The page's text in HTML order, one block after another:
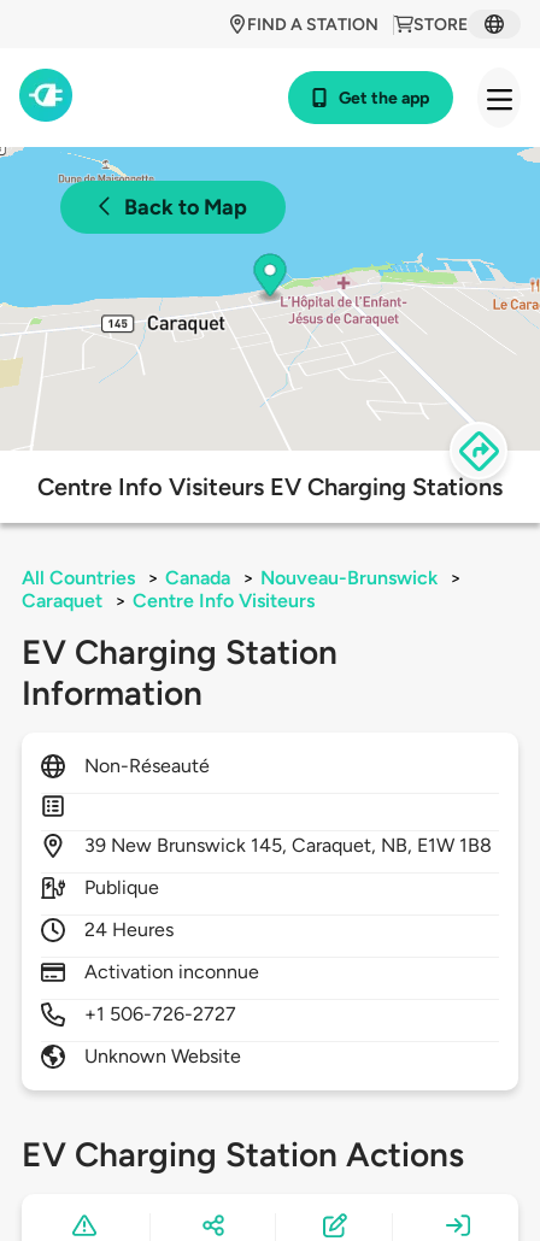
STORE
FIND A STATION
Get the app
Back to Map
Centre Info Visiteurs EV Charging Stations
All Countries > Canada > Nouveau-Brunswick
>
Caraquet
> Centre Info Visiteurs
EV Charging Station
Information
Non-Réseauté
39 New Brunswick 145,Caraquet, NB, E1W 1B8
Publique
24 Heures
Activation inconnue
+1 506-726-2727
Unknown Website
EV Charging Station Actions